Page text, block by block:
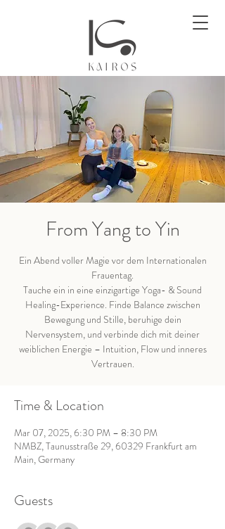
From Yang to Yin
Ein Abend voller Magie vor dem Internationalen
Frauentag.
Tauche ein in eine einzigartige Yoga- & Sound
Healing-Experience. Finde Balance zwischen
Bewegung und Stille, beruhige dein
Nervensystem, und verbinde dich mit deiner
weiblichen Energie – Intuition, Flow und inneres
Vertrauen.
Time & Location
Mar 07, 2025, 6:30 PM – 8:30 PM
NMBZ, Taunusstraße 29, 60329 Frankfurt am
Main, Germany
Guests